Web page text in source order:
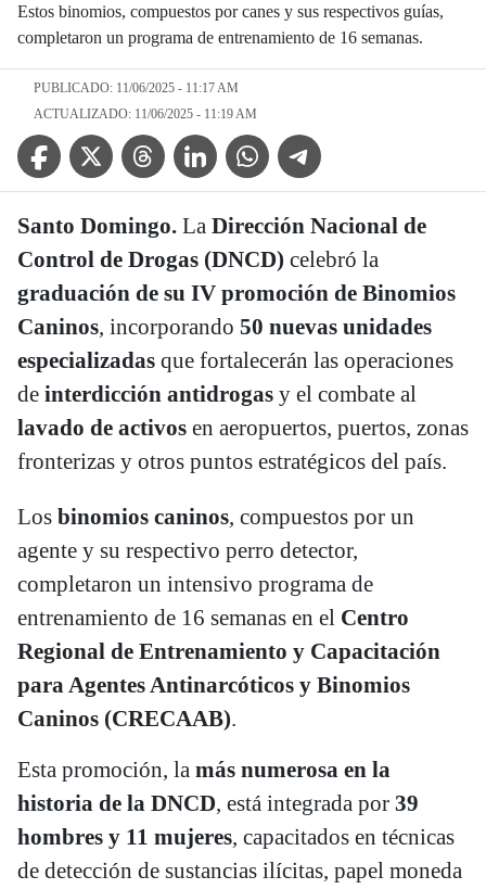
Estos binomios, compuestos por canes y sus respectivos guías,
completaron un programa de entrenamiento de 16 semanas.
PUBLICADO: 11/06/2025 - 11:17 AM
ACTUALIZADO: 11/06/2025 - 11:19 AM
Facebook IconTwitter IconThreads IconLinkedin IconWhatsApp IconTelegram Icon
Santo Domingo. La Dirección Nacional de
Control de Drogas (DNCD) celebró la
graduación de su IV promoción de Binomios
Caninos, incorporando 50 nuevas unidades
especializadas que fortalecerán las operaciones
de interdicción antidrogas y el combate al
lavado de activos en aeropuertos, puertos, zonas
fronterizas y otros puntos estratégicos del país.
Los binomios caninos, compuestos por un
agente y su respectivo perro detector,
completaron un intensivo programa de
entrenamiento de 16 semanas en el Centro
Regional de Entrenamiento y Capacitación
para Agentes Antinarcóticos y Binomios
Caninos (CRECAAB).
Esta promoción, la más numerosa en la
historia de la DNCD, está integrada por 39
hombres y 11 mujeres, capacitados en técnicas
de detección de sustancias ilícitas, papel moneda